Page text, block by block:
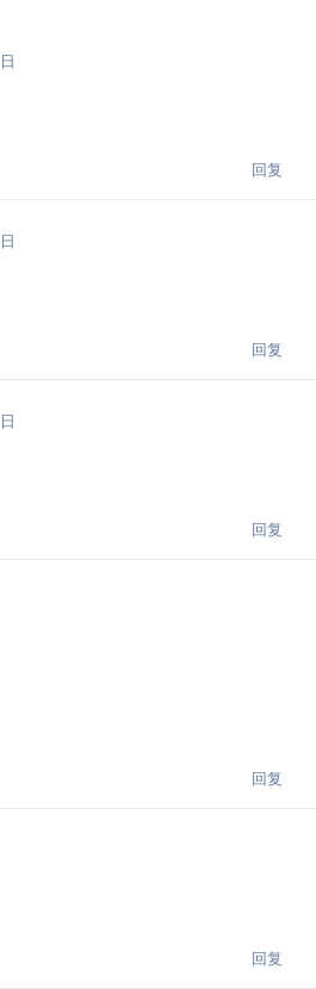
回复
回复
回复
回复
回复